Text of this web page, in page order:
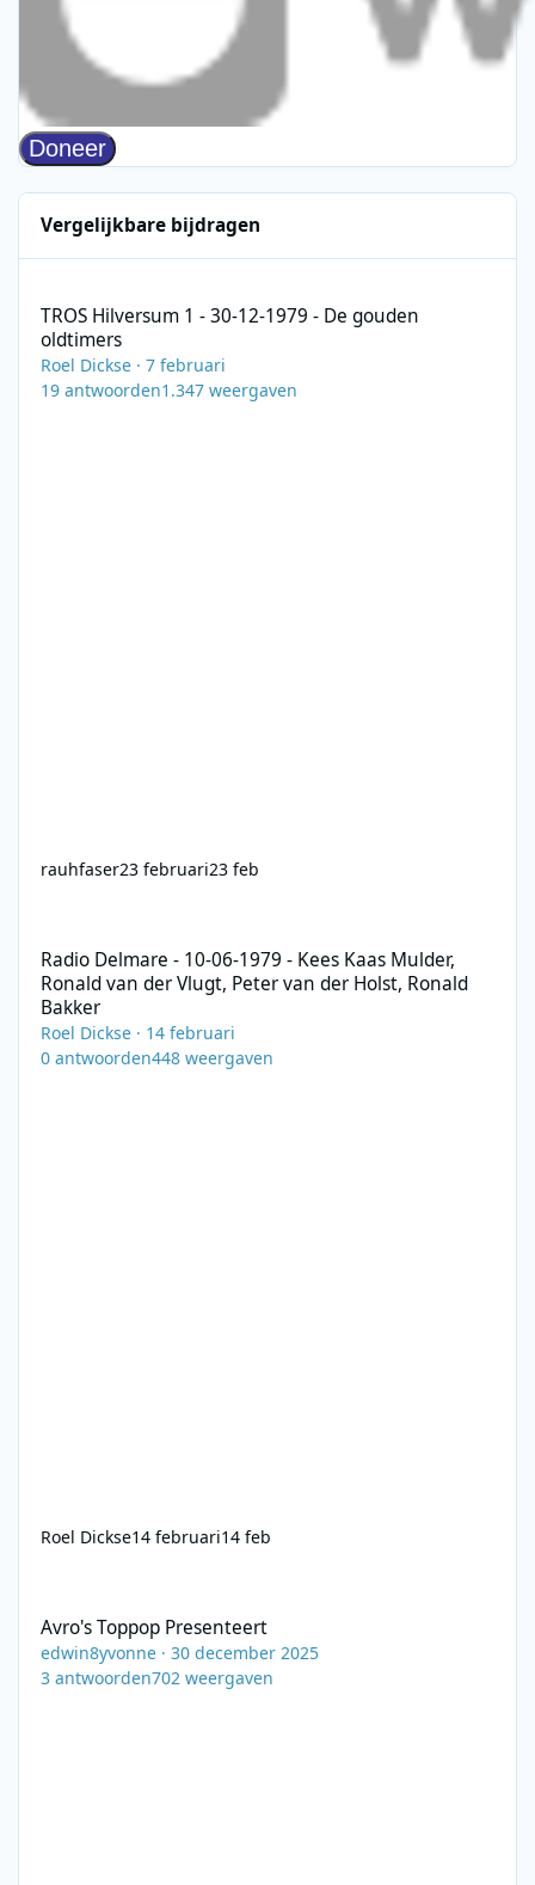
Vergelijkbare bijdragen
TROS Hilversum 1 - 30-12-1979 - De gouden
oldtimers
Roel Dickse ·7 februari
19 antwoorden1.347 weergaven
rauhfaser23 februari23 feb
Radio Delmare - 10-06-1979 - Kees Kaas Mulder,
Ronald van der Vlugt, Peter van der Holst, Ronald
Bakker
Roel Dickse · 14 februari
0 antwoorden448 weergaven
Roel Dickse14 februari14 feb
Avro's Toppop Presenteert
edwin8yvonne ·30 december 2025
3 antwoorden702 weergaven